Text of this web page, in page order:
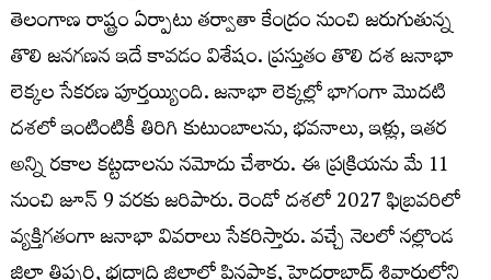
తెలంగాణ రాష్ట్రం ఏర్పాటు తర్వాతా కేంద్రం నుంచి జరుగుతున్న
తొలి జనగణన ఇదే కావడం విశేషం. ప్రస్తుతం తొలి దశ జనాభా
లెక్కల సేకరణ పూర్తయ్యింది. జనాభా లెక్కల్లో భాగంగా మొదటి
దశలో ఇంటింటికీ తిరిగి కుటుంబాలను, భవనాలు, ఇళ్లు, ఇతర
అన్ని రకాల కట్టడాలను నమోదు చేశారు. ఈ ప్రక్రియను మే 11
నుంచి జూన్​ 9 వరకు జరిపారు. రెండో దశలో 2027 ఫిబ్రవరిలో
వ్యక్తిగతంగా జనాభా వివరాలు సేకరిస్తారు. వచ్చే నెలలో నల్లొండ